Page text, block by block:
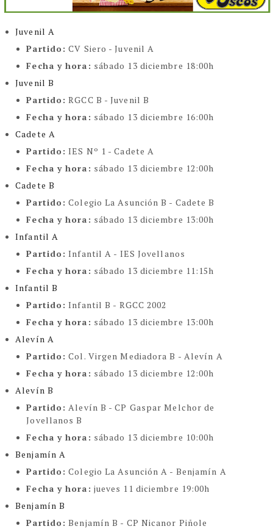
Juvenil A
Partido: CV Siero - Juvenil A
Fecha y hora: sábado 13 diciembre 18:00h
Juvenil B
Partido: RGCC B - Juvenil B
Fecha y hora: sábado 13 diciembre 16:00h
Cadete A
Partido: IES Nº 1 - Cadete A
Fecha y hora: sábado 13 diciembre 12:00h
Cadete B
Partido: Colegio La Asunción B - Cadete B
Fecha y hora: sábado 13 diciembre 13:00h
Infantil A
Partido: Infantil A - IES Jovellanos
Fecha y hora: sábado 13 diciembre 11:15h
Infantil B
Partido: Infantil B - RGCC 2002
Fecha y hora: sábado 13 diciembre 13:00h
Alevín A
Partido: Col. Virgen Mediadora B - Alevín A
Fecha y hora: sábado 13 diciembre 12:00h
Alevín B
Partido: Alevín B - CP Gaspar Melchor de
Jovellanos B
Fecha y hora: sábado 13 diciembre 10:00h
Benjamín A
Partido: Colegio La Asunción A - Benjamín A
Fecha y hora: jueves 11 diciembre 19:00h
Benjamín B
Partido: Benjamín B - CP Nicanor Piñole